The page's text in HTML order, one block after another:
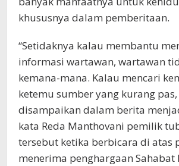
khususnya dalam pemberitaan.
“Setidaknya kalau membantu
informasi wartawan, wartawan
kemana-mana. Kalau mencari
ketemu sumber yang kurang
disampaikan dalam berita
kata Reda Manthovani pemilik
tersebut ketika berbicara di atas
menerima penghargaan Sahabat